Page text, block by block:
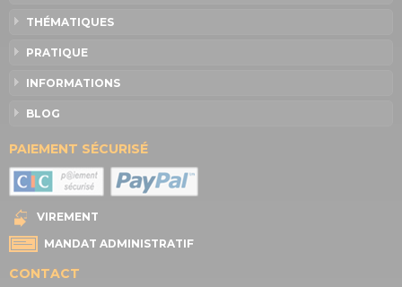
THÉMATIQUES
PRATIQUE
INFORMATIONS
BLOG
PAIEMENT SÉCURISÉ
VIREMENT
MANDAT ADMINISTRATIF
CONTACT